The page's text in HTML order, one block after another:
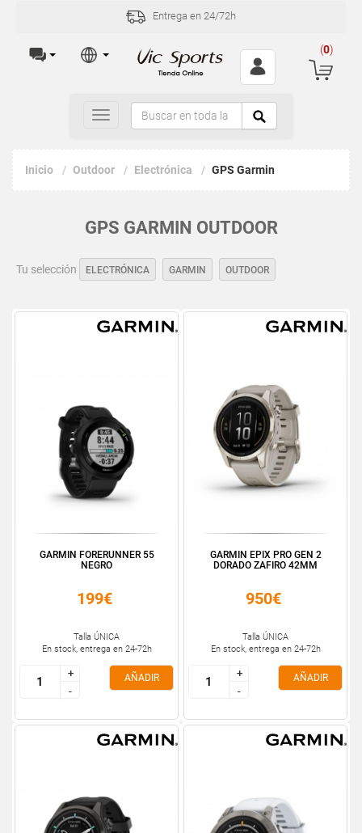
Entrega en 24/72h
(0)
Toggle
navigation
Inicio Outdoor Electrónica GPS Garmin
GPS GARMIN OUTDOOR
Tu selección ELECTRÓNICA GARMIN OUTDOOR
GARMIN FORERUNNER 55
NEGRO
199€
Talla ÚNICA
En stock, entrega en 24-72h
+
-
+
-
AÑADIR
GARMIN EPIX PRO GEN 2
DORADO ZAFIRO 42MM
950€
Talla ÚNICA
En stock, entrega en 24-72h
+
-
+
-
AÑADIR